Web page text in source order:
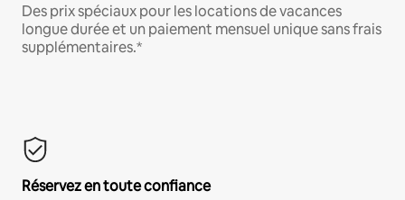
Des prix spéciaux pour les locations de vacances
longue durée et un paiement mensuel unique sans frais
supplémentaires.*
Réservez en toute confiance